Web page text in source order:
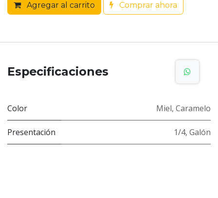
Agregar al carrito Comprar ahora
Especificaciones
Color Miel, Caramelo
Presentación 1/4, Galón